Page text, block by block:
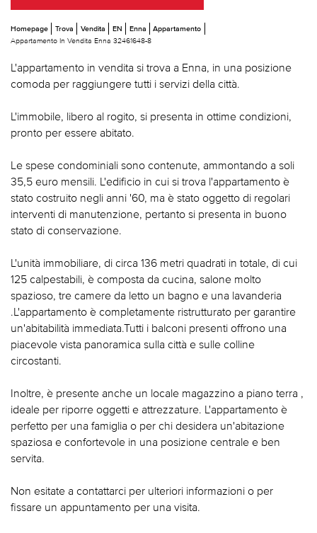
Homepage Trova Vendita EN Enna
Appartamento
Appartamento In Vendita Enna 32461648-8
L'appartamento in vendita si trova a Enna, in una posizione
comoda per raggiungere tutti i servizi della città.
L'immobile, libero al rogito, si presenta in ottime condizioni,
pronto per essere abitato.
Le spese condominiali sono contenute, ammontando a soli
35,5 euro mensili. L'edificio in cui si trova l'appartamento è
stato costruito negli anni '60, ma è stato oggetto di regolari
interventi di manutenzione, pertanto si presenta in buono
stato di conservazione.
L'unità immobiliare, di circa 136 metri quadrati in totale, di cui
125 calpestabili, è composta da cucina, salone molto
spazioso, tre camere da letto un bagno e una lavanderia
.L'appartamento è completamente ristrutturato per garantire
un'abitabilità immediata.Tutti i balconi presenti offrono una
piacevole vista panoramica sulla città e sulle colline
circostanti.
Inoltre, è presente anche un locale magazzino a piano terra ,
ideale per riporre oggetti e attrezzature. L'appartamento è
perfetto per una famiglia o per chi desidera un'abitazione
spaziosa e confortevole in una posizione centrale e ben
servita.
Non esitate a contattarci per ulteriori informazioni o per
fissare un appuntamento per una visita.